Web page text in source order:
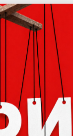
Дмитрий
«НИД» и
Андрей
другие».
Опубликовано
27.04.2026
Альбина Тимакова
Кочанов, Артур
Дрягин
,Денис
Ярослав Пакулин
Мы используем